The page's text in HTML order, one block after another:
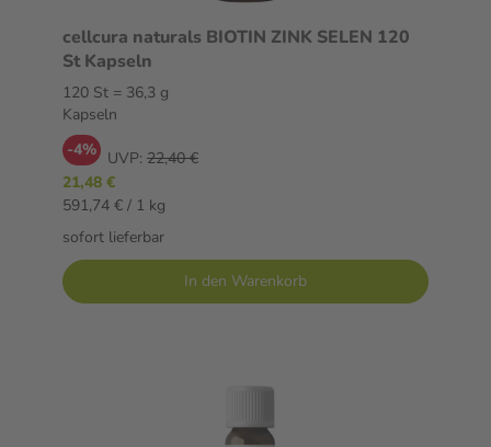
cellcura naturals BIOTIN ZINK SELEN 120
St Kapseln
120 St = 36,3 g
Kapseln
-4% UVP: 22,40 €
21,48 €
591,74 € / 1 kg
sofort lieferbar
In den Warenkorb